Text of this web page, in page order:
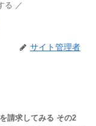
る
サイト管理者
請求してみる その2